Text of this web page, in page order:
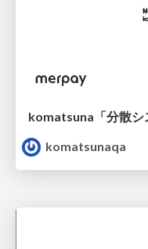
komatsuna「分散シ
komatsunaqa